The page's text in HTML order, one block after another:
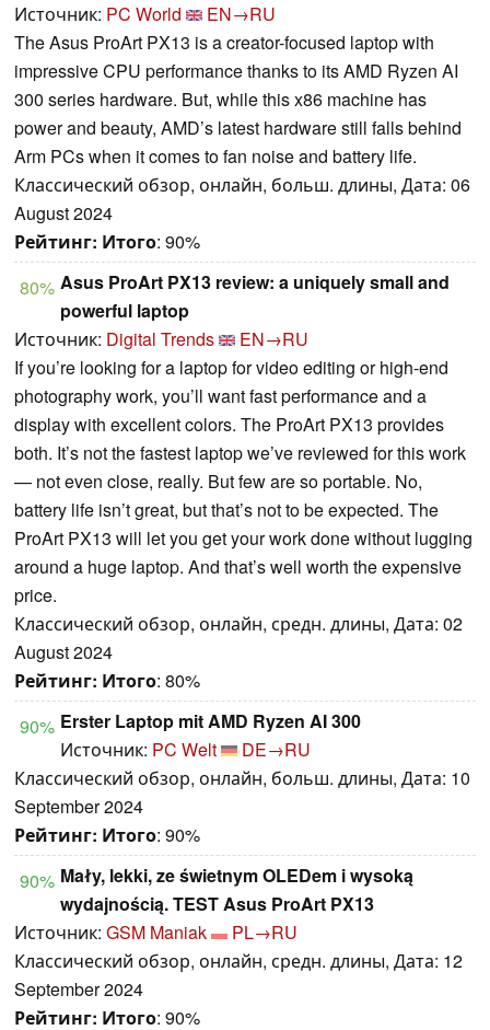
Источник: PC World
EN→RU
The Asus ProArt PX13 is a creator-focused laptop with
impressive CPU performance thanks to its AMD Ryzen AI
300 series hardware. But, while this x86 machine has
power and beauty, AMD’s latest hardware still falls behind
Arm PCs when it comes to fan noise and battery life.
Классический обзор, онлайн, больш. длины, Дата: 06
August 2024
Рейтинг: Итого: 90%
80% Asus ProArt PX13 review: a uniquely small and
powerful laptop
Источник: Digital Trends
EN→RU
If you’re looking for a laptop for video editing or high-end
photography work, you’ll want fast performance and a
display with excellent colors. The ProArt PX13 provides
both. It’s not the fastest laptop we’ve reviewed for this work
— not even close, really. But few are so portable. No,
battery life isn’t great, but that’s not to be expected. The
ProArt PX13 will let you get your work done without lugging
around a huge laptop. And that’s well worth the expensive
price.
Классический обзор, онлайн, средн. длины, Дата: 02
August 2024
Рейтинг: Итого: 80%
90% Erster Laptop mit AMD Ryzen AI 300
Источник: PC Welt
DE→RU
Классический обзор, онлайн, больш. длины, Дата: 10
September 2024
Рейтинг: Итого: 90%
90% Mały, lekki, ze świetnym OLEDem i wysoką
wydajnością. TEST Asus ProArt PX13
Источник: GSM Maniak
PL→RU
Классический обзор, онлайн, средн. длины, Дата: 12
September 2024
Рейтинг: Итого: 90%